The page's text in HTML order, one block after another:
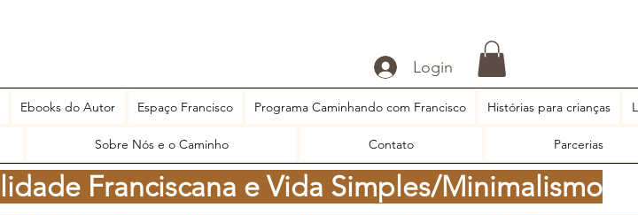
Login
Ebooks do Autor Espaço Francisco Programa Caminhando com Francisco Histórias para crianças
Sobre Nós e o Caminho Contato Parcerias
Franciscana e Vida Simples/Minimalismo